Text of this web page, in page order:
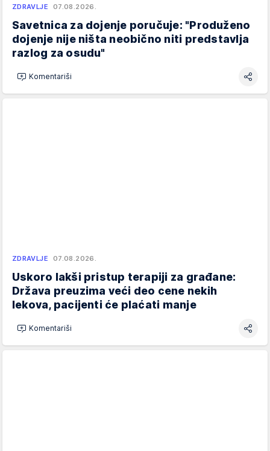
ZDRAVLJE 07.08.2026.
Savetnica za dojenje poručuje: "Produženo
dojenje nije ništa neobično niti predstavlja
razlog za osudu"
Komentariši
ZDRAVLJE 07.08.2026.
Uskoro lakši pristup terapiji za građane:
Država preuzima veći deo cene nekih
lekova, pacijenti će plaćati manje
Komentariši